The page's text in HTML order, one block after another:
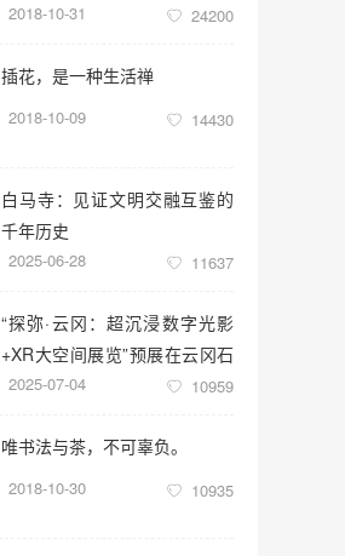
2018-10-31 24200
插花，是一种生活禅
2018-10-09 14430
白马寺：见证文明交融互鉴的
千年历史
2025-06-28 11637
“探弥·云冈：超沉浸数字光影
+XR大空间展览”预展在云冈石
窟云冈美术馆启幕
2025-07-04 10959
唯书法与茶，不可辜负。
2018-10-30 10935